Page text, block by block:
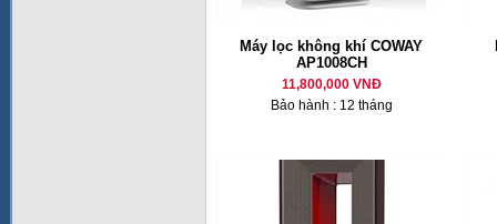
Máy lọc không khí COWAY
AP1008CH
11,800,000 VNĐ
Bảo hành : 12 tháng